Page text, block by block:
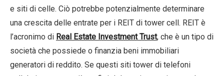
e siti di celle. Ciò potrebbe potenzialmente determinare
una crescita delle entrate per i REIT di tower cell. REIT è
l’acronimo di Real Estate Investment Trust, che è un tipo di
società che possiede o finanzia beni immobiliari
generatori di reddito. Se questi siti tower di telefoni